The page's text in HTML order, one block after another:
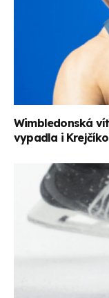
Wimbledonská
vypadla i